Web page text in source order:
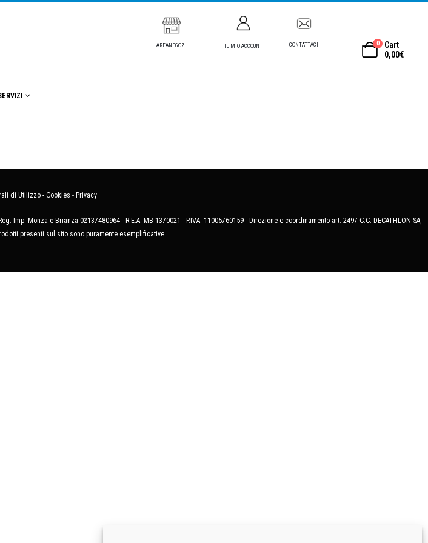
AREANEGOZI IL MIO ACCOUNT CONTATTACI 0
Cart
0,00€
di Utilizzo - Cookies - Privacy
Imp. Monza e Brianza 02137480964 - R.E.A. MB-1370021 - P.IVA. 11005760159 - Direzione e coordinamento art. 2497 C.C. DECATHLON SA,
presenti sul sito sono puramente esemplificative.